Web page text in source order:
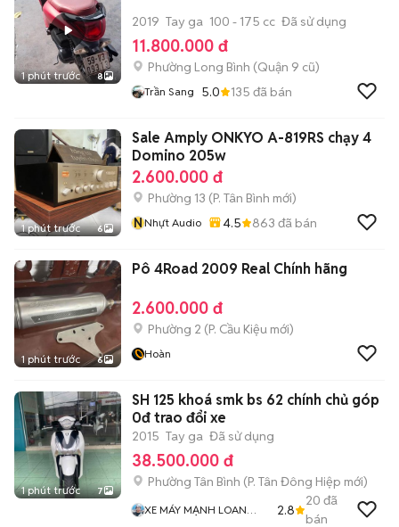
1 phút trước 8
2019 Tay ga 100 - 175 cc Đã sử dụng
11.800.000 đ
Phường Long Bình (Quận 9 cũ)
Trần Sang 5.0 135 đã bán
1 phút trước 6
Sale Amply ONKYO A-819RS chạy 4
Domino 205w
2.600.000 đ
Phường 13 (P. Tân Bình mới)
NNhựt Audio 4.5 863 đã bán
1 phút trước 6
Pô 4Road 2009 Real Chính hãng
2.600.000 đ
Phường 2 (P. Cầu Kiệu mới)
Hoàn
1 phút trước 7
SH 125 khoá smk bs 62 chính chủ góp
0đ trao đổi xe
2015 Tay ga Đã sử dụng
38.500.000 đ
Phường Tân Bình (P. Tân Đông Hiệp mới)
XE MÁY MẠNH LOAN
2.8
20 đã
bán